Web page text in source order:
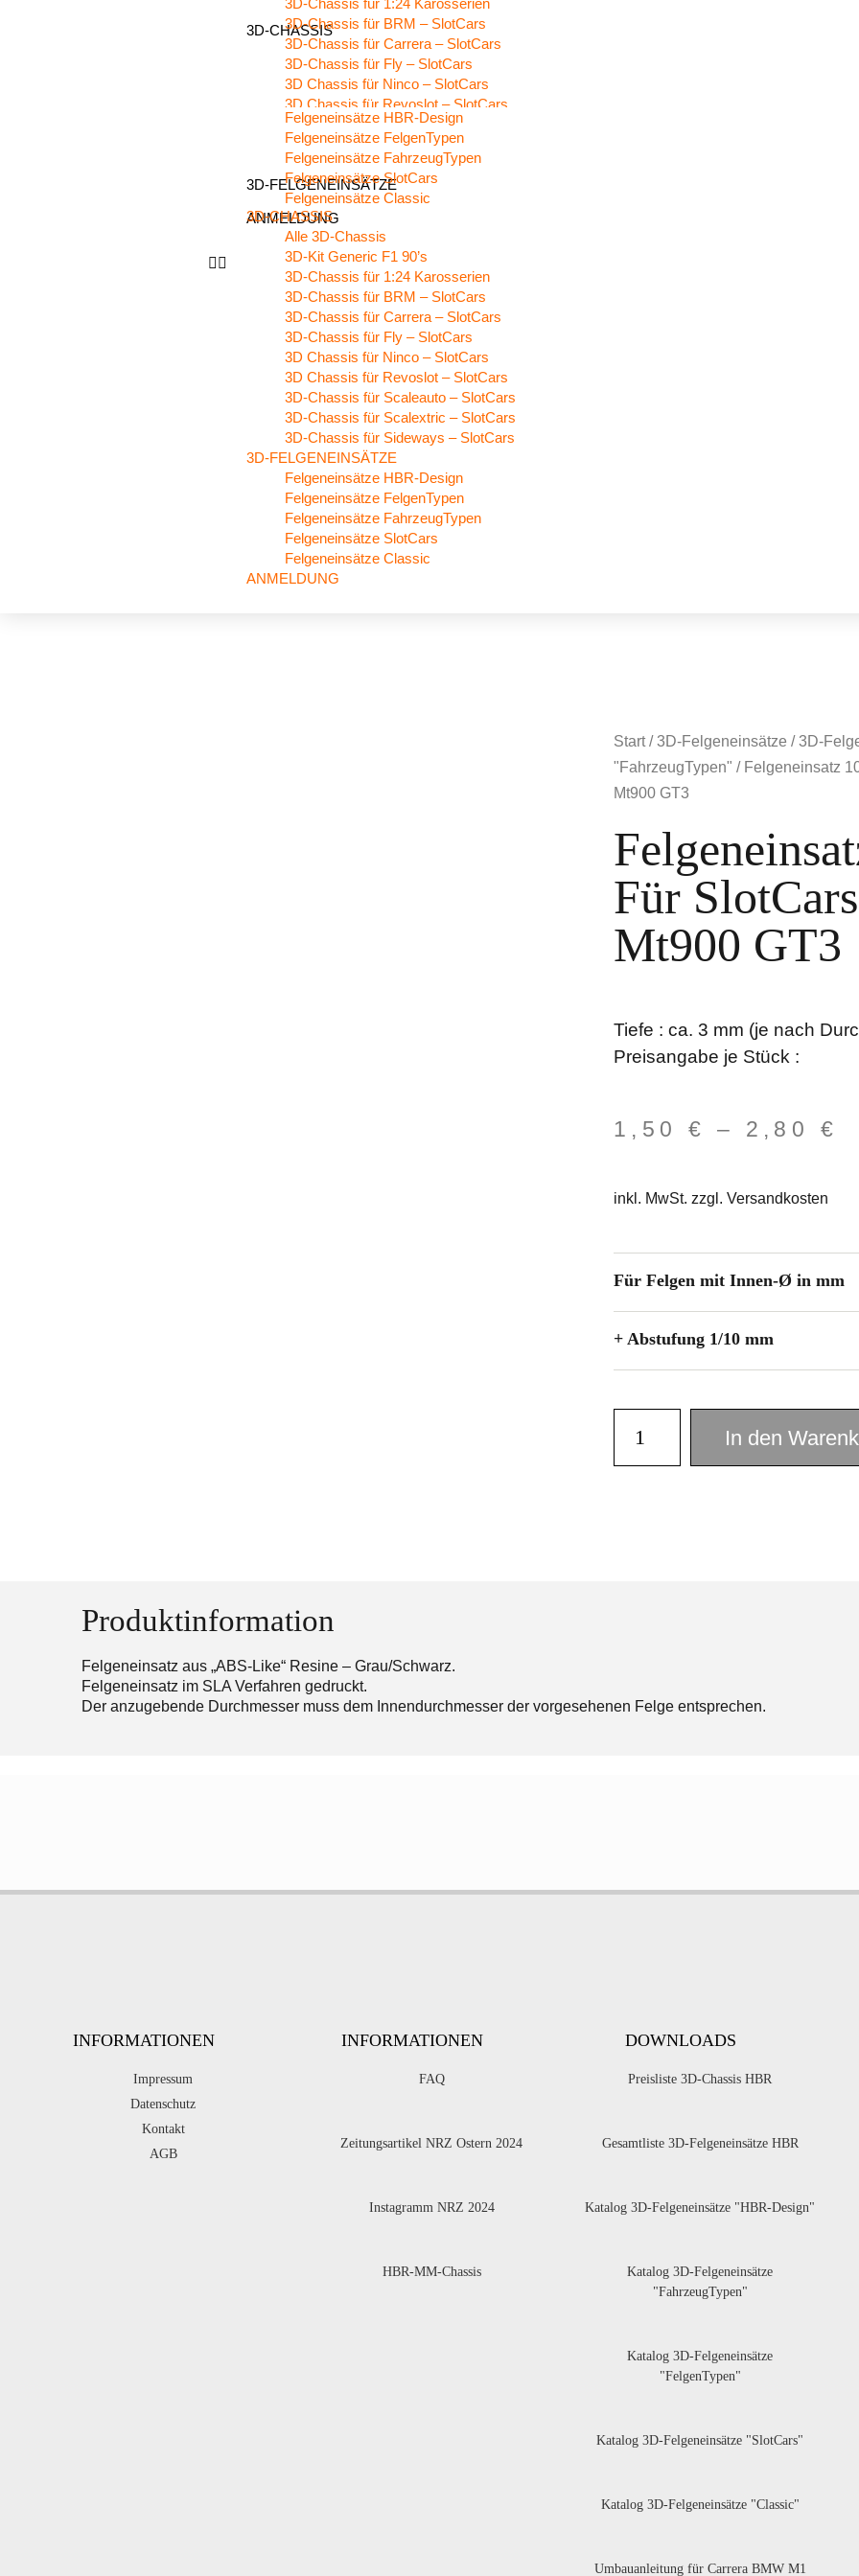
SHOP
3D-CHASSIS
3D-Chassis für 1:24 Karosserien
3D-Chassis für BRM – SlotCars
3D-Chassis für Carrera – SlotCars
3D-Chassis für Fly – SlotCars
3D Chassis für Ninco – SlotCars
3D Chassis für Revoslot – SlotCars
3D-Chassis für Scaleauto – SlotCars
3D-Chassis für Scalextric – SlotCars
3D-Chassis für Sideways – SlotCars
3D-FELGENEINSÄTZE
Felgeneinsätze HBR-Design
Felgeneinsätze FelgenTypen
Felgeneinsätze FahrzeugTypen
Felgeneinsätze SlotCars
Felgeneinsätze Classic
ANMELDUNG
SHOP
3D-CHASSIS
Alle 3D-Chassis
3D-Kit Generic F1 90’s
3D-Chassis für 1:24 Karosserien
3D-Chassis für BRM – SlotCars
3D-Chassis für Carrera – SlotCars
3D-Chassis für Fly – SlotCars
3D Chassis für Ninco – SlotCars
3D Chassis für Revoslot – SlotCars
3D-Chassis für Scaleauto – SlotCars
3D-Chassis für Scalextric – SlotCars
3D-Chassis für Sideways – SlotCars
3D-FELGENEINSÄTZE
Felgeneinsätze HBR-Design
Felgeneinsätze FelgenTypen
Felgeneinsätze FahrzeugTypen
Felgeneinsätze SlotCars
Felgeneinsätze Classic
ANMELDUNG
Start/3D-Felgeneinsätze /3D-
"FahrzeugTypen" / Felgeneinsatz
Mt900 GT3
Für
Mt900 GT3
Tiefe : ca. 3 mm (je nach
Preisangabe je Stück :
1,50 € – 2,80 €
inkl. MwSt. zzgl. Versandkosten
Für Felgen mit Innen-Ø in mm
+ Abstufung 1/10 mm
In den
Produktinformation
Felgeneinsatz aus „ABS-Like“ Resine – Grau/Schwarz.
Felgeneinsatz im SLA Verfahren gedruckt.
Der anzugebende Durchmesser muss dem Innendurchmesser der vorgesehenen Felge entsprechen.
INFORMATIONEN
Impressum
Datenschutz
Kontakt
AGB
INFORMATIONEN
FAQ
Zeitungsartikel NRZ Ostern 2024
Instagramm NRZ 2024
HBR-MM-Chassis
DOWNLOADS
Preisliste 3D-Chassis HBR
Gesamtliste 3D-Felgeneinsätze HBR
Katalog 3D-Felgeneinsätze "HBR-Design"
Katalog 3D-Felgeneinsätze
"FahrzeugTypen"
Katalog 3D-Felgeneinsätze
"FelgenTypen"
Katalog 3D-Felgeneinsätze "SlotCars"
Katalog 3D-Felgeneinsätze "Classic"
Umbauanleitung für Carrera BMW M1